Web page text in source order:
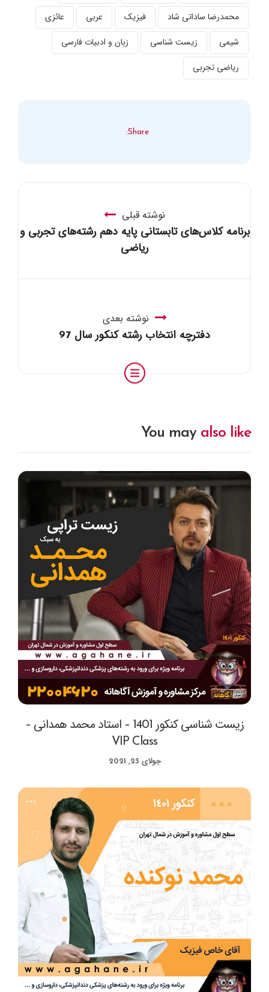
ریاضی تجربی
زبان و ادبیات فارسی زیست شناسی شیمی
عائزی عربی فیزیک محمدرضا ساداتی شاد
Share:
نوشته قبلی
برنامه کلاس‌های تابستانی پایه دهم رشته‌های تجربی و
ریاضی
نوشته بعدی
دفترچه انتخاب رشته کنکور سال 97
You may also like
زیست شناسی کنکور 1401 – استاد محمد همدانی –
VIP Class
جولای 23, 2021